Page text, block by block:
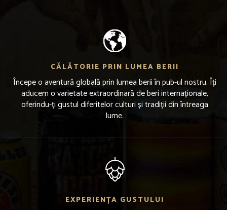
CĂLĂTORIE PRIN LUMEA BERII
Începe o aventură globală prin lumea berii în pub-ul nostru. Îți
aducem o varietate extraordinară de beri internaționale,
oferindu-ți gustul diferitelor culturi și tradiții din întreaga
lume.
EXPERIENȚA GUSTULUI